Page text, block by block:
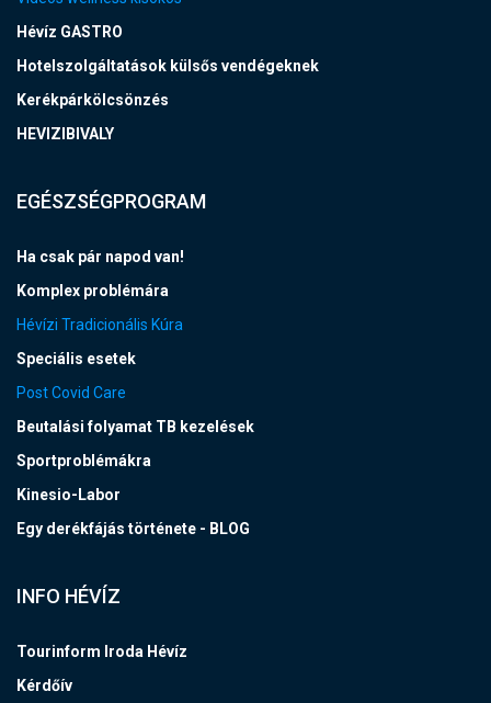
Hévíz GASTRO
Hotelszolgáltatások külsős vendégeknek
Kerékpárkölcsönzés
HEVIZIBIVALY
EGÉSZSÉGPROGRAM
Ha csak pár napod van!
Komplex problémára
Hévízi Tradicionális Kúra
Speciális esetek
Post Covid Care
Beutalási folyamat TB kezelések
Sportproblémákra
Kinesio-Labor
Egy derékfájás története - BLOG
INFO HÉVÍZ
Tourinform Iroda Hévíz
Kérdőív